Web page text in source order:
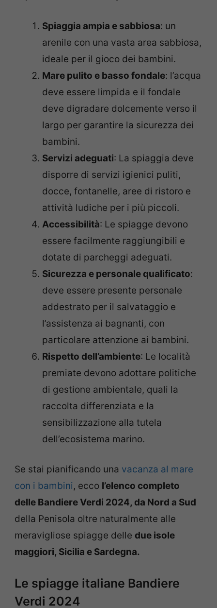
Spiaggia ampia e sabbiosa: un
arenile con una vasta area sabbiosa,
ideale per il gioco dei bambini.
Mare pulito e basso fondale: l’acqua
deve essere limpida e il fondale
deve digradare dolcemente verso il
largo per garantire la sicurezza dei
bambini.
Servizi adeguati: La spiaggia deve
disporre di servizi igienici puliti,
docce, fontanelle, aree di ristoro e
attività ludiche per i più piccoli.
Accessibilità: Le spiagge devono
essere facilmente raggiungibili e
dotate di parcheggi adeguati.
Sicurezza e personale qualificato:
deve essere presente personale
addestrato per il salvataggio e
l’assistenza ai bagnanti, con
particolare attenzione ai bambini.
Rispetto dell’ambiente: Le località
premiate devono adottare politiche
di gestione ambientale, quali la
raccolta differenziata e la
sensibilizzazione alla tutela
dell’ecosistema marino.
Se stai pianificando una vacanza al mare
con i bambini, ecco l’elenco completo
delle Bandiere Verdi 2024, da Nord a Sud
della Penisola oltre naturalmente alle
meravigliose spiagge delle due isole
maggiori, Sicilia e Sardegna.
Le spiagge italiane Bandiere
Verdi 2024